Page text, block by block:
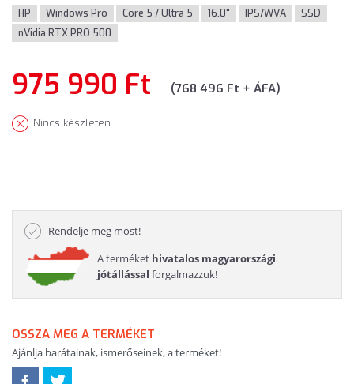
HP Windows Pro Core 5 / Ultra 5 16.0" IPS/WVA
SSD
nVidia RTX PRO 500
975 990 Ft (768 496 Ft + ÁFA)
Nincs készleten
Rendelje meg most!
A terméket hivatalos magyarországi
jótállással forgalmazzuk!
OSSZA MEG A TERMÉKET
Ajánlja barátainak, ismerőseinek, a terméket!